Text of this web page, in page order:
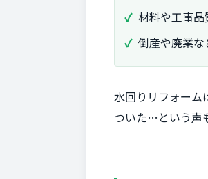
材料や工事
倒産や廃業
水回りリフォーム
ついた…という声